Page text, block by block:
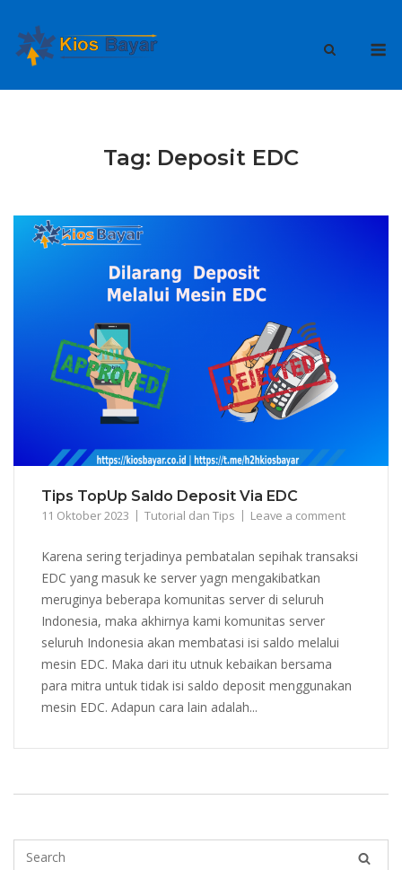
content
Tag: Deposit EDC
Tips TopUp Saldo Deposit Via EDC
11 Oktober 2023 Tutorial dan Tips Leave a comment
Karena sering terjadinya pembatalan sepihak transaksi
EDC yang masuk ke server yagn mengakibatkan
meruginya beberapa komunitas server di seluruh
Indonesia, maka akhirnya kami komunitas server
seluruh Indonesia akan membatasi isi saldo melalui
mesin EDC. Maka dari itu utnuk kebaikan bersama
para mitra untuk tidak isi saldo deposit menggunakan
mesin EDC. Adapun cara lain adalah...